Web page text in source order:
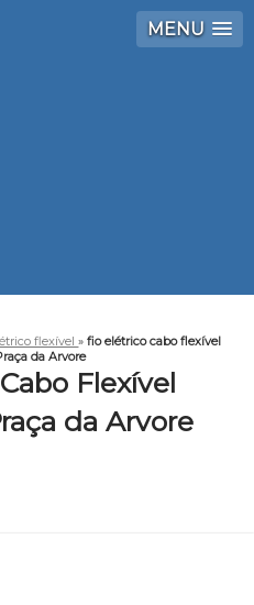
MENU
flexível»fio elétrico cabo flexível
da Arvore
Flexível
da Arvore